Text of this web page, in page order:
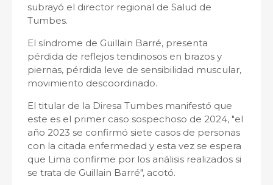
subrayó el director regional de Salud de
Tumbes.
El síndrome de Guillain Barré, presenta
pérdida de reflejos tendinosos en brazos y
piernas, pérdida leve de sensibilidad muscular,
movimiento descoordinado.
El titular de la Diresa Tumbes manifestó que
este es el primer caso sospechoso de 2024, "el
año 2023 se confirmó siete casos de personas
con la citada enfermedad y esta vez se espera
que Lima confirme por los análisis realizados si
se trata de Guillain Barré", acotó.